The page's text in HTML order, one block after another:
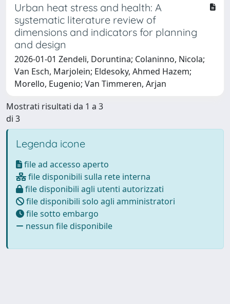
Urban heat stress and health: A
systematic literature review of
dimensions and indicators for planning
and design
2026-01-01 Zendeli, Doruntina; Colaninno, Nicola;
Van Esch, Marjolein; Eldesoky, Ahmed Hazem;
Morello, Eugenio; Van Timmeren, Arjan
Mostrati risultati da 1 a 3
di 3
Legenda icone
file ad accesso aperto
file disponibili sulla rete interna
file disponibili agli utenti autorizzati
file disponibili solo agli amministratori
file sotto embargo
nessun file disponibile